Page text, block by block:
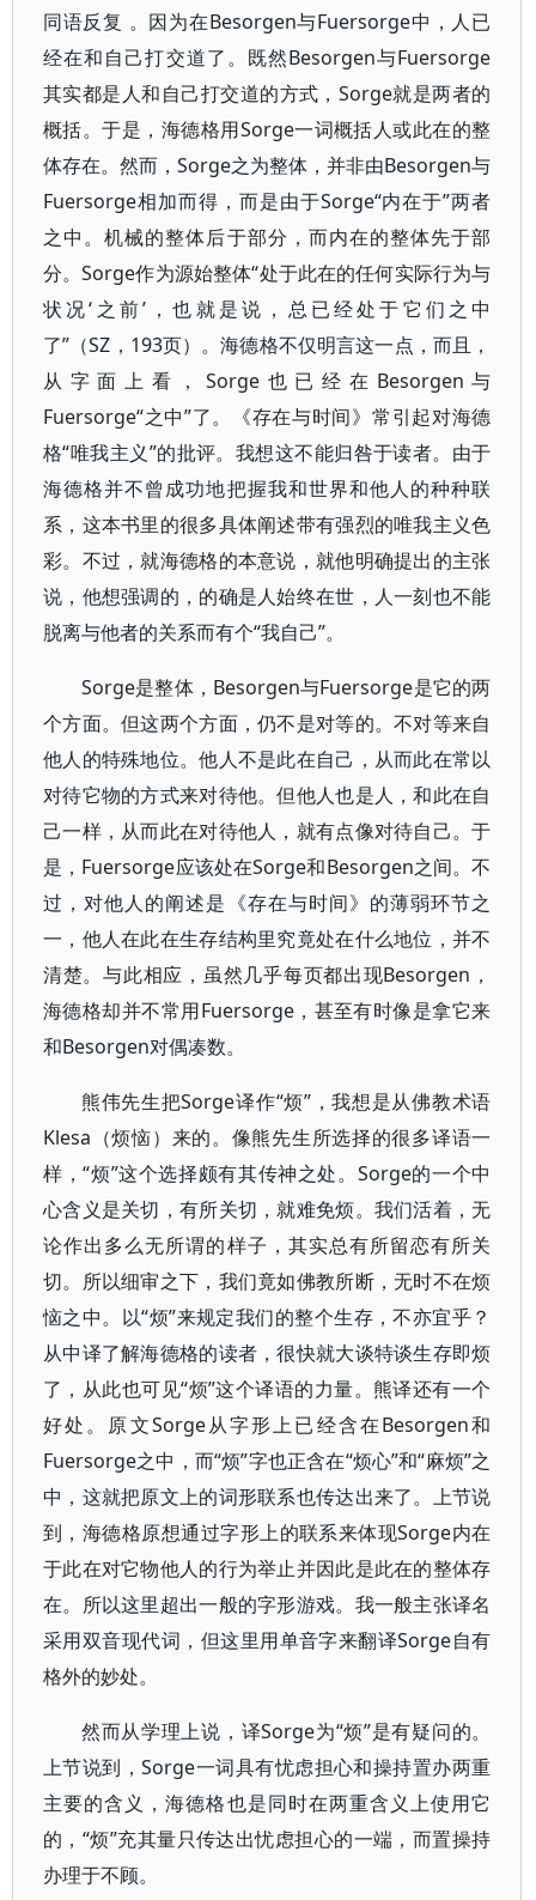
同语反复 。因为在Besorgen与Fuersorge中，人已
经在和自己打交道了。既然Besorgen与Fuersorge
其实都是人和自己打交道的方式，Sorge就是两者的
概括。于是，海德格用Sorge一词概括人或此在的整
体存在。然而，Sorge之为整体，并非由Besorgen与
Fuersorge相加而得，而是由于Sorge“内在于”两者
之中。机械的整体后于部分，而内在的整体先于部
分。Sorge作为源始整体“处于此在的任何实际行为与
状况‘之前’，也就是说，总已经处于它们之中
了”（SZ，193页）。海德格不仅明言这一点，而且，
从字面上看，Sorge也已经在Besorgen与
Fuersorge“之中”了。《存在与时间》常引起对海德
格“唯我主义”的批评。我想这不能归咎于读者。由于
海德格并不曾成功地把握我和世界和他人的种种联
系，这本书里的很多具体阐述带有强烈的唯我主义色
彩。不过，就海德格的本意说，就他明确提出的主张
说，他想强调的，的确是人始终在世，人一刻也不能
脱离与他者的关系而有个“我自己”。
Sorge是整体，Besorgen与Fuersorge是它的两
个方面。但这两个方面，仍不是对等的。不对等来自
他人的特殊地位。他人不是此在自己，从而此在常以
对待它物的方式来对待他。但他人也是人，和此在自
己一样，从而此在对待他人，就有点像对待自己。于
是，Fuersorge应该处在Sorge和Besorgen之间。不
过，对他人的阐述是《存在与时间》的薄弱环节之
一，他人在此在生存结构里究竟处在什么地位，并不
清楚。与此相应，虽然几乎每页都出现Besorgen，
海德格却并不常用Fuersorge，甚至有时像是拿它来
和Besorgen对偶凑数。
熊伟先生把Sorge译作“烦”，我想是从佛教术语
Klesa（烦恼）来的。像熊先生所选择的很多译语一
样，“烦”这个选择颇有其传神之处。Sorge的一个中
心含义是关切，有所关切，就难免烦。我们活着，无
论作出多么无所谓的样子，其实总有所留恋有所关
切。所以细审之下，我们竟如佛教所断，无时不在烦
恼之中。以“烦”来规定我们的整个生存，不亦宜乎？
从中译了解海德格的读者，很快就大谈特谈生存即烦
了，从此也可见“烦”这个译语的力量。熊译还有一个
好处。原文Sorge从字形上已经含在Besorgen和
Fuersorge之中，而“烦”字也正含在“烦心”和“麻烦”之
中，这就把原文上的词形联系也传达出来了。上节说
到，海德格原想通过字形上的联系来体现Sorge内在
于此在对它物他人的行为举止并因此是此在的整体存
在。所以这里超出一般的字形游戏。我一般主张译名
采用双音现代词，但这里用单音字来翻译Sorge自有
格外的妙处。
然而从学理上说，译Sorge为“烦”是有疑问的。
上节说到，Sorge一词具有忧虑担心和操持置办两重
主要的含义，海德格也是同时在两重含义上使用它
的，“烦”充其量只传达出忧虑担心的一端，而置操持
办理于不顾。